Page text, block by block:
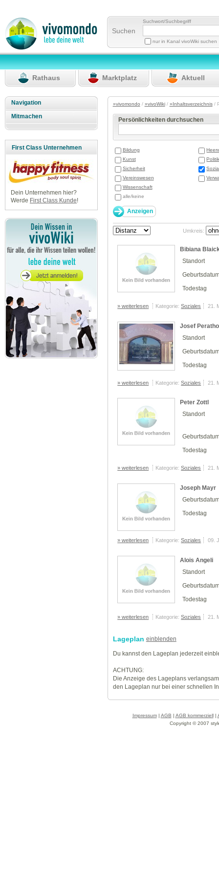
Suchen
Suchwort/Suchbegriff
nur in Kanal vivoWiki suchen
Rathaus Marktplatz Aktuell
Navigation
Mitmachen
First Class Unternehmen
Dein Unternehmen hier?
Werde First Class Kunde!
»vivomondo / »vivoWiki/ »Inhaltsverzeichnis/
Persönlichkeiten durchsuchen
Bildung
Kunst
Sicherheit
Vereinswesen
Wissenschaft
alle/keine
Umkreis:
Bibiana
Standort
Todestag
» weiterlesen Kategorie:Soziales 21.
Josef
Standort
Todestag
» weiterlesen Kategorie:Soziales 21.
Peter Zottl
Standort
Todestag
» weiterlesen Kategorie:Soziales 21.
Joseph Mayr
Todestag
» weiterlesen Kategorie:Soziales 09.
Alois Angeli
Standort
Todestag
» weiterlesen Kategorie:Soziales 21.
Lageplan einblenden
Du kannst den Lageplan jederzeit
ACHTUNG:
Die Anzeige des Lageplans
den Lageplan nur bei einer schnellen
Impressum| AGB | AGB kommerziell|
Copyright © 2007